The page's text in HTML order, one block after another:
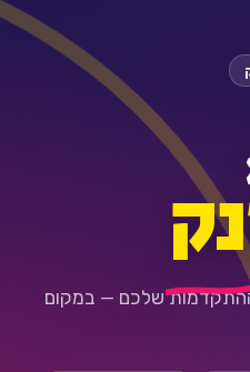
שלכם — במקום